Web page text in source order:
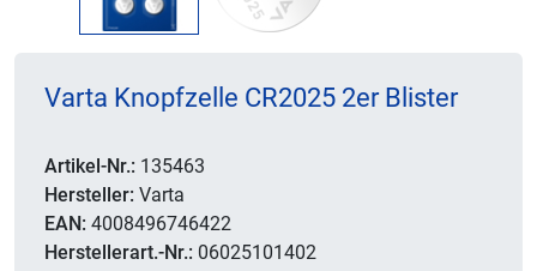
Varta Knopfzelle CR2025 2er Blister
Artikel-Nr.: 135463
Hersteller: Varta
EAN: 4008496746422
Herstellerart.-Nr.: 06025101402